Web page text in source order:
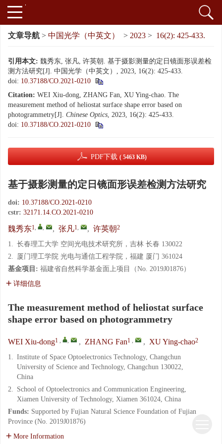
Processing math: 34%
文章导航 > 中国光学（中英文） > 2023 > 16(2): 425-433.
引用本文: 魏秀东, 张凡, 许英朝. 基于摄影测量的定日镜面形误差检
测方法研究[J]. 中国光学（中英文）, 2023, 16(2): 425-433.
doi: 10.37188/CO.2021-0210
Citation: WEI Xiu-dong, ZHANG Fan, XU Ying-chao. The
measurement method of heliostat surface shape error based on
photogrammetry[J]. Chinese Optics, 2023, 16(2): 425-433.
doi: 10.37188/CO.2021-0210
PDF下载 ( 5463 KB)
基于摄影测量的定日镜面形误差检测方法研究
doi: 10.37188/CO.2021-0210
cstr: 32171.14.CO.2021-0210
魏秀东1, , , 张凡1, , 许英朝2
1. 长春理工大学 空间光电技术研究所，吉林 长春 130022
2. 厦门理工学院 光电与通信工程学院，福建 厦门 361024
基金项目: 福建省自然科学基金面上项目（No. 2019J01876）
详细信息
The measurement method of heliostat surface
shape error based on photogrammetry
WEI Xiu-dong1 , , , ZHANG Fan1 , , XU Ying-chao2
1. Institute of Space Optoelectronics Technology, Changchun
University of Science and Technology, Changchun 130022,
China
2. School of Optoelectronics and Communication Engineering,
Xiamen University of Technology, Xiamen 361024, China
Funds: Supported by Fujian Natural Science Foundation of Fujian
Province (No. 2019J01876)
More Information